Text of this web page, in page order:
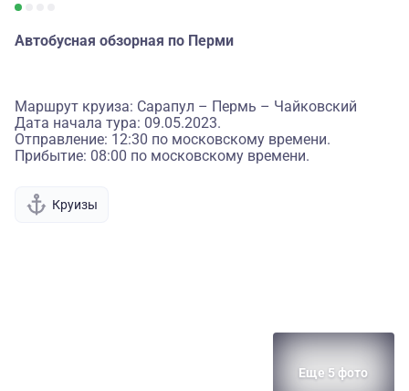
Автобусная обзорная по Перми
Маршрут круиза: Сарапул – Пермь – Чайковский
Дата начала тура: 09.05.2023.
Отправление: 12:30 по московскому времени.
Прибытие: 08:00 по московскому времени.
Круизы
Еще 5 фото